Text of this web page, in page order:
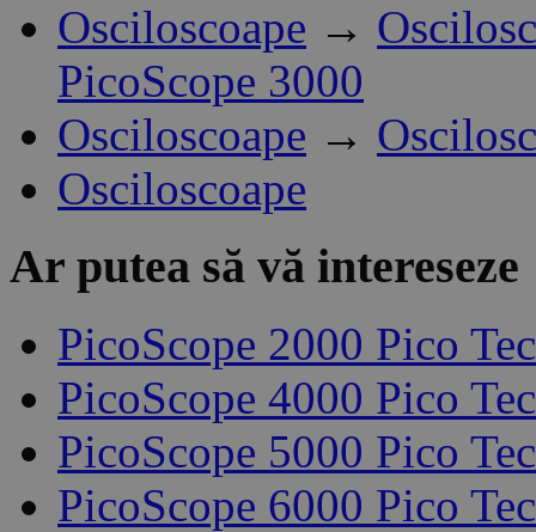
Osciloscoape →
PicoScope 3000
Osciloscoape →
Osciloscoape
Ar putea să vă intereseze
PicoScope 2000 Pico
PicoScope 4000 Pico
PicoScope 5000 Pico
PicoScope 6000 Pico